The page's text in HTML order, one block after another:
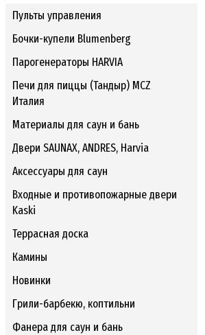
Пульты управления
Бочки-купели Blumenberg
Парогенераторы HARVIA
Печи для пиццы (Тандыр) MCZ
Италия
Материалы для саун и бань
Двери SAUNAX, ANDRES, Harvia
Аксессуары для саун
Входные и противопожарные двери
Kaski
Террасная доска
Камины
Новинки
Грили-барбекю, коптильни
Фанера для саун и бань